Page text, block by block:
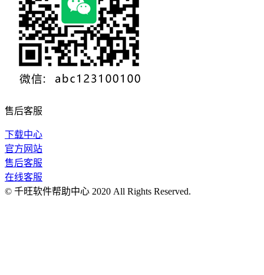
售后客服
下载中心
官方网站
售后客服
在线客服
© 千旺软件帮助中心 2020 All Rights Reserved.